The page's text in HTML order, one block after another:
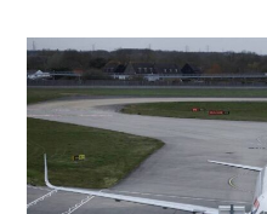
abre
en
una
ventana
nueva)
abre
en
una
ventana
nueva)
abre
en
una
ventana
nueva)
abre
en
ventana
nueva)